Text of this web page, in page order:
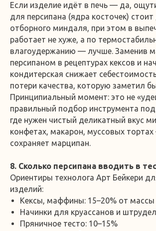
Если изделие идёт в печь — да,
для персипана (ядра косточек)
отборного миндаля, при этом в
работает не хуже, а по
влагоудержанию — лучше. Заменив
персипаном в рецептурах кексов и
кондитерская снижает
потери качества, которую заметил
Принципиальный момент: это не
правильный подбор инструмента
где нужен чистый деликатный вкус
конфетах, макарон, муссовых
сохраняет марципан.
8. Сколько персипана вводить в
Ориентиры технолога Арт Бейкери
изделий:
Кексы, маффины: 15–20% от массы
Начинки для круассанов и
Пряничное тесто: 10–15%